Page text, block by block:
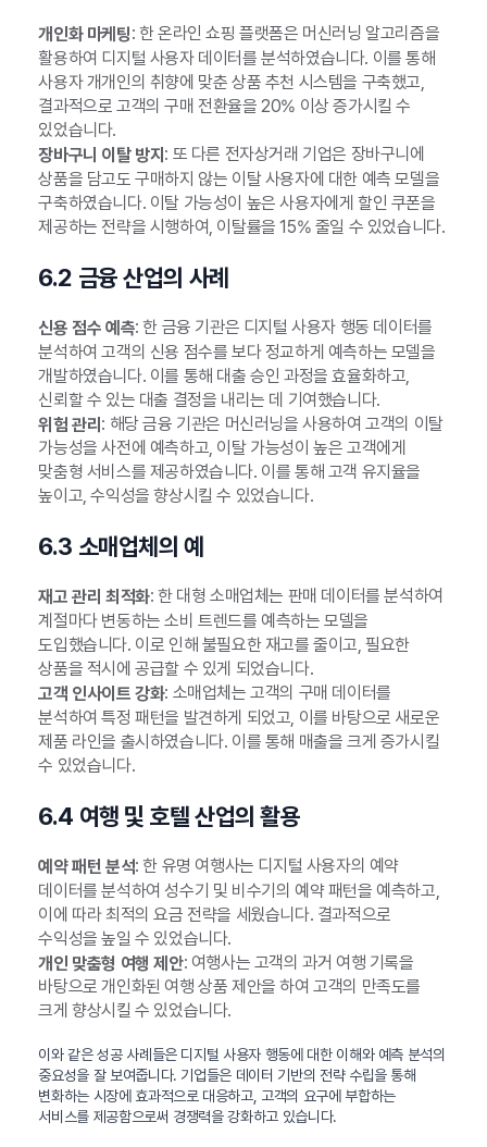
개인화 마케팅: 한 온라인 쇼핑 플랫폼은 머신러닝 알고리즘을
활용하여 디지털 사용자 데이터를 분석하였습니다. 이를 통해
사용자 개개인의 취향에 맞춘 상품 추천 시스템을 구축했고,
결과적으로 고객의 구매 전환율을 20% 이상 증가시킬 수
있었습니다.
장바구니 이탈 방지 : 또 다른 전자상거래 기업은 장바구니에
상품을 담고도 구매하지 않는 이탈 사용자에 대한 예측 모델을
구축하였습니다. 이탈 가능성이 높은 사용자에게 할인 쿠폰을
제공하는 전략을 시행하여, 이탈률을 15% 줄일 수 있었습니다.
6.2 금융 산업의 사례
신용 점수 예측: 한 금융 기관은 디지털 사용자 행동 데이터를
분석하여 고객의 신용 점수를 보다 정교하게 예측하는 모델을
개발하였습니다. 이를 통해 대출 승인 과정을 효율화하고,
신뢰할 수 있는 대출 결정을 내리는 데 기여했습니다.
위험 관리 : 해당 금융 기관은 머신러닝을 사용하여 고객의 이탈
가능성을 사전에 예측하고, 이탈 가능성이 높은 고객에게
맞춤형 서비스를 제공하였습니다. 이를 통해 고객 유지율을
높이고, 수익성을 향상시킬 수 있었습니다.
6.3 소매업체의 예
재고 관리 최적화: 한 대형 소매업체는 판매 데이터를 분석하여
계절마다 변동하는 소비 트렌드를 예측하는 모델을
도입했습니다. 이로 인해 불필요한 재고를 줄이고, 필요한
상품을 적시에 공급할 수 있게 되었습니다.
고객 인사이트 강화: 소매업체는 고객의 구매 데이터를
분석하여 특정 패턴을 발견하게 되었고, 이를 바탕으로 새로운
제품 라인을 출시하였습니다. 이를 통해 매출을 크게 증가시킬
수 있었습니다.
6.4 여행 및 호텔 산업의 활용
예약 패턴 분석: 한 유명 여행사는 디지털 사용자의 예약
데이터를 분석하여 성수기 및 비수기의 예약 패턴을 예측하고,
이에 따라 최적의 요금 전략을 세웠습니다. 결과적으로
수익성을 높일 수 있었습니다.
개인 맞춤형 여행 제안: 여행사는 고객의 과거 여행 기록을
바탕으로 개인화된 여행 상품 제안을 하여 고객의 만족도를
크게 향상시킬 수 있었습니다.
이와 같은 성공 사례들은 디지털 사용자 행동에 대한 이해와 예측 분석의
중요성을 잘 보여줍니다. 기업들은 데이터 기반의 전략 수립을 통해
변화하는 시장에 효과적으로 대응하고, 고객의 요구에 부합하는
서비스를 제공함으로써 경쟁력을 강화하고 있습니다.